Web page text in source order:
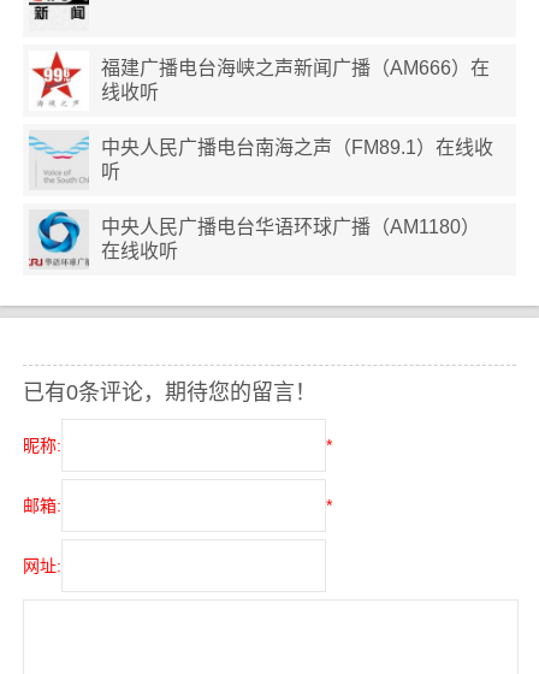
福建广播电台海峡之声新闻广播（AM666）在
线收听
中央人民广播电台南海之声（FM89.1）在线收
听
中央人民广播电台华语环球广播（AM1180）
在线收听
已有0条评论，期待您的留言！
昵称: *
邮箱: *
网址: